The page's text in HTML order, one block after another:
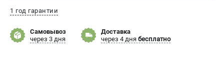
Политика обработки персональных данных
ИНФОРМАЦИЯ
1 год гарантии
Самовывоз
через 3 дня
Доставка
через 4 дня бесплатно